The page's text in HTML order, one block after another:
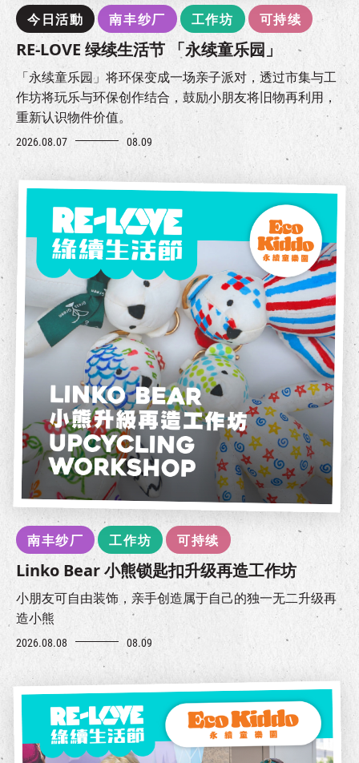
今日活動 南丰纱厂 工作坊 可持续
RE-LOVE 绿续生活节 「永续童乐园」
「永续童乐园」将环保变成一场亲子派对，透过市集与工
作坊将玩乐与环保创作结合，鼓励小朋友将旧物再利用，
重新认识物件价值。
2026.08.07 08.09
南丰纱厂 工作坊 可持续
Linko Bear 小熊锁匙扣升级再造工作坊
小朋友可自由装饰，亲手创造属于自己的独一无二升级再
造小熊
2026.08.08 08.09